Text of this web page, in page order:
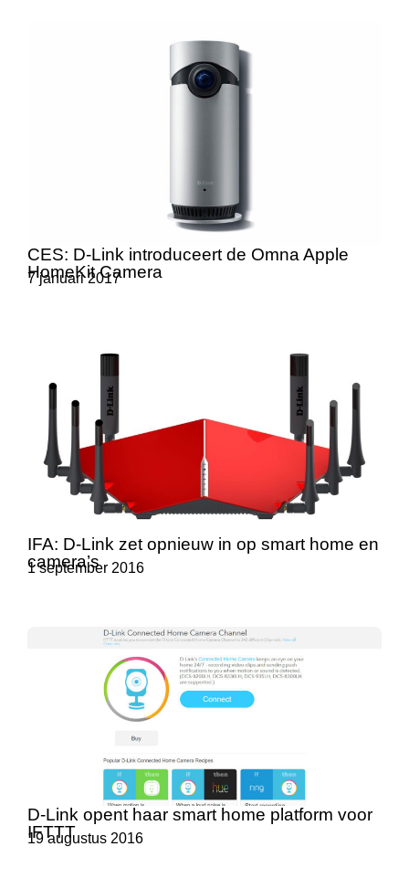
CES: D-Link introduceert de Omna Apple
HomeKit Camera
7 januari 2017
IFA: D-Link zet opnieuw in op smart home en
camera’s
1 september 2016
D-Link opent haar smart home platform voor
IFTTT
19 augustus 2016